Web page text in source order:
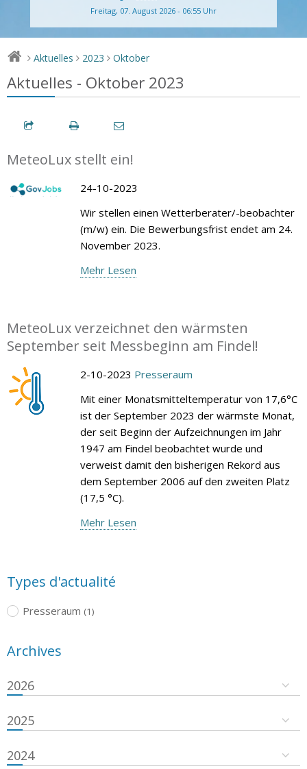
Freitag, 07. August 2026 - 06:55 Uhr
> Aktuelles > 2023 > Oktober
Aktuelles - Oktober 2023
MeteoLux stellt ein!
24-10-2023
Wir stellen einen Wetterberater/-beobachter
(m/w) ein. Die Bewerbungsfrist endet am 24.
November 2023.
Mehr Lesen
MeteoLux verzeichnet den wärmsten
September seit Messbeginn am Findel!
2-10-2023 Presseraum
Mit einer Monatsmitteltemperatur von 17,6°C
ist der September 2023 der wärmste Monat,
der seit Beginn der Aufzeichnungen im Jahr
1947 am Findel beobachtet wurde und
verweist damit den bisherigen Rekord aus
dem September 2006 auf den zweiten Platz
(17,5 °C).
Mehr Lesen
Types d'actualité
Presseraum (1)
Archives
2026
2025
2024